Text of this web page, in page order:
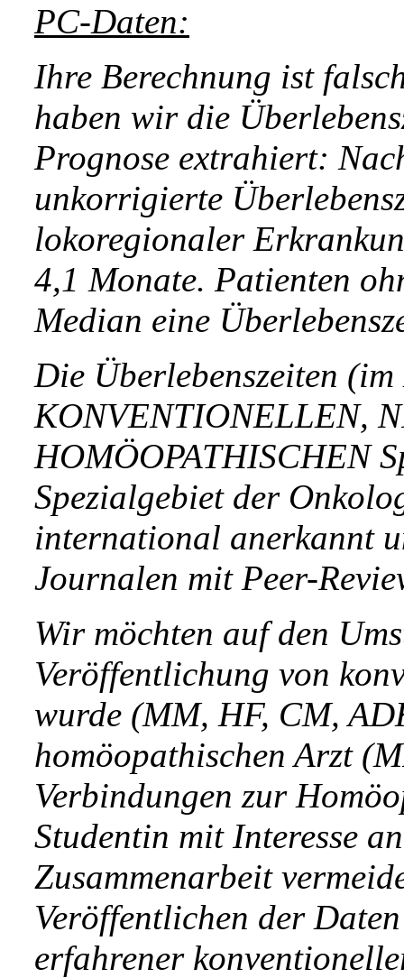
PC-Daten:
Ihre Berechnung ist
haben wir die
Prognose extrahiert:
unkorrigierte
lokoregionaler
4,1 Monate. Patienten
Median eine
Die Überlebenszeiten
KONVENTIONELLEN,
HOMÖOPATHISCHEN
Spezialgebiet der
international anerkannt
Journalen mit Peer-
Wir möchten auf den
Veröffentlichung von
wurde (MM, HF, CM,
homöopathischen Arzt
Verbindungen zur
Studentin mit Interesse
Zusammenarbeit
Veröffentlichen der
erfahrener